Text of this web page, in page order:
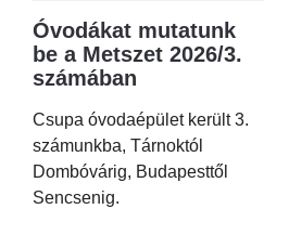
Óvodákat mutatunk
be a Metszet 2026/3.
számában
Csupa óvodaépület került 3.
számunkba, Tárnoktól
Dombóvárig, Budapesttől
Sencsenig.